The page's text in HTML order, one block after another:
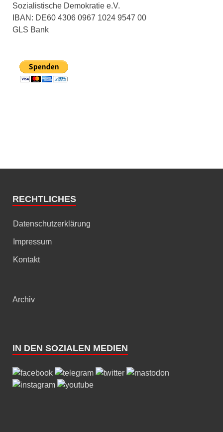
Sozialistische Demokratie e.V.
IBAN: DE60 4306 0967 1024 9547 00
GLS Bank
RECHTLICHES
Datenschutzerklärung
Impressum
Kontakt
Archiv
IN DEN SOZIALEN MEDIEN